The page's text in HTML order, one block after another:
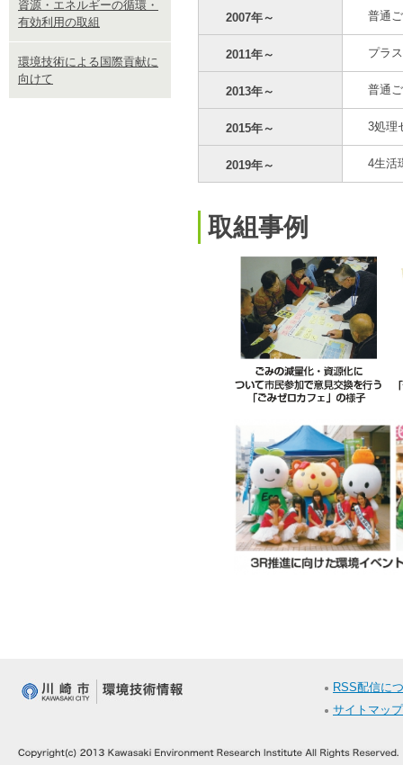
資源・エネルギーの循環・
有効利用の取組
環境技術による国際貢献に
向けて
2007年～ 普通
2011年～ プラ
2013年～ 普通
2015年～ 3処理
2019年～ 4生活
取組事例
RSS配信に
サイトマップ